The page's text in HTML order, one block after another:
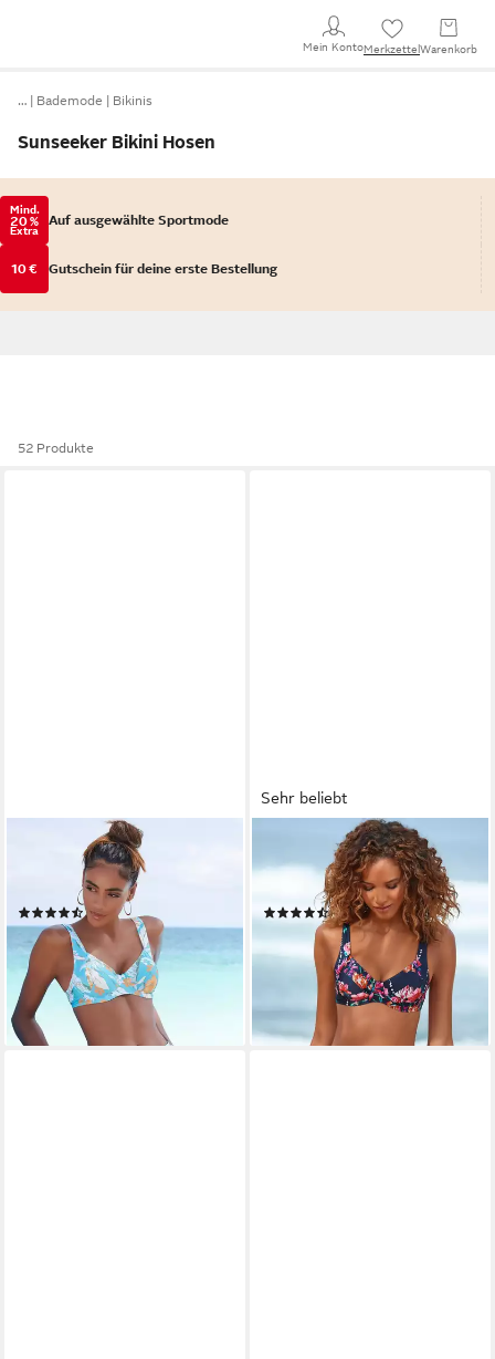
Mein KontoMerkzettel Warenkorb
… Bademode Bikinis
Sunseeker Bikini Hosen
Mind.
20 %
Extra
Auf ausgewählte Sportmode
10 € Gutschein für deine erste Bestellung
52 Produkte
SUNSEEKER
Highwaist-Bikini-Hose Suva
mit abnehmbarem Gürtel
(103)
34,99 € 39,99 €
-13%
lieferbar - in 1-2 Werktagen bei dir
Sehr beliebt
SUNSEEKER
Bikini-Hose Modern seitlich
regulierbar
(179)
34,99 €
lieferbar - in 1-2 Werktagen bei dir